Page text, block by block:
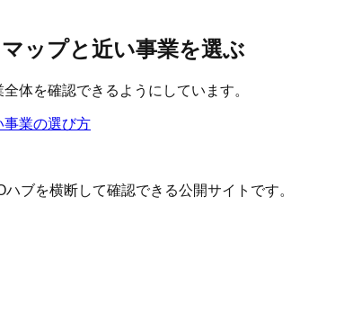
ップと近い事業を選ぶ
体を確認できるようにしています。
事業の選び方
ブを横断して確認できる公開サイトです。